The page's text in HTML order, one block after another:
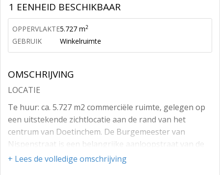
1 EENHEID BESCHIKBAAR
OPPERVLAKTE5.727 m2
GEBRUIK Winkelruimte
OMSCHRIJVING
LOCATIE
Te huur: ca. 5.727 m2 commerciële ruimte, gelegen op
een uitstekende zichtlocatie aan de rand van het
centrum van Doetinchem. De Burgemeester van
Nispenstraat is een belangrijke aanloopstraat van de
Amphion-parkeergarage en de Mediamarkt
+ Lees de volledige omschrijving